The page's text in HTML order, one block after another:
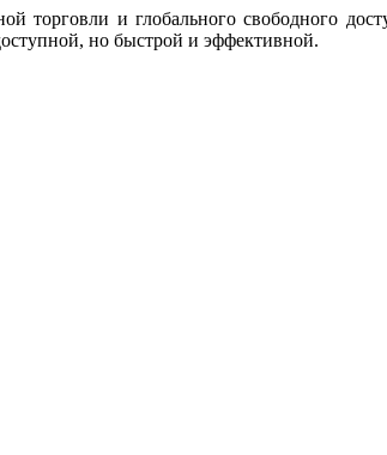
торговли и глобального свободного
но быстрой и эффективной.